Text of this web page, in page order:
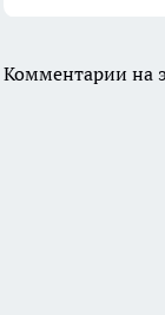
Комментарии на